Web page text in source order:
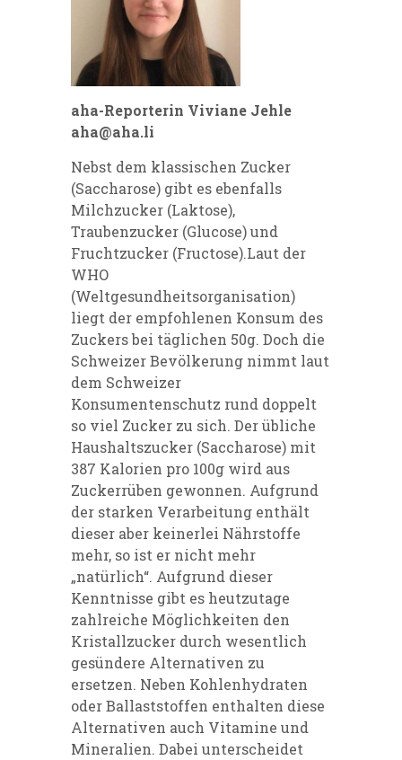
aha-Reporterin Viviane Jehle
aha@aha.li
Nebst dem klassischen Zucker
(Saccharose) gibt es ebenfalls
Milchzucker (Laktose),
Traubenzucker (Glucose) und
Fruchtzucker (Fructose).Laut der
WHO
(Weltgesundheitsorganisation)
liegt der empfohlenen Konsum des
Zuckers bei täglichen 50g. Doch die
Schweizer Bevölkerung nimmt laut
dem Schweizer
Konsumentenschutz rund doppelt
so viel Zucker zu sich. Der übliche
Haushaltszucker (Saccharose) mit
387 Kalorien pro 100g wird aus
Zuckerrüben gewonnen. Aufgrund
der starken Verarbeitung enthält
dieser aber keinerlei Nährstoffe
mehr, so ist er nicht mehr
„natürlich“. Aufgrund dieser
Kenntnisse gibt es heutzutage
zahlreiche Möglichkeiten den
Kristallzucker durch wesentlich
gesündere Alternativen zu
ersetzen. Neben Kohlenhydraten
oder Ballaststoffen enthalten diese
Alternativen auch Vitamine und
Mineralien. Dabei unterscheidet